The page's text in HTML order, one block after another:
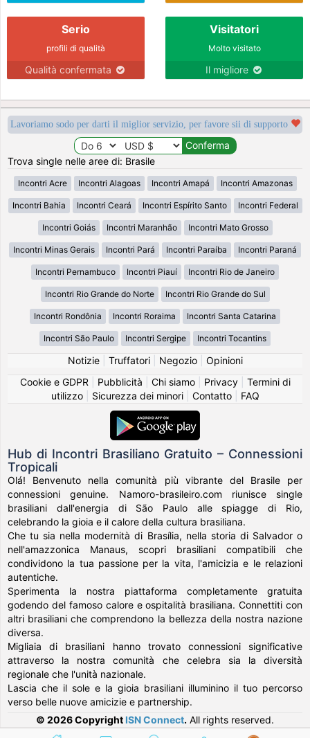
Serio
profili di qualità
Qualità confermata
Visitatori
Molto visitato
Il migliore
Lavoriamo sodo per darti il miglior servizio, per favore sii di supporto
Trova single nelle aree di: Brasile
Incontri Acre Incontri Alagoas Incontri Amapá Incontri Amazonas
Incontri Bahia Incontri Ceará Incontri Espírito Santo Incontri Federal
Incontri Goiás Incontri Maranhão Incontri Mato Grosso
Incontri Minas Gerais Incontri Pará Incontri Paraíba Incontri Paraná
Incontri Pernambuco Incontri Piauí Incontri Rio de Janeiro
Incontri Rio Grande do Norte Incontri Rio Grande do Sul
Incontri Rondônia Incontri Roraima Incontri Santa Catarina
Incontri São Paulo Incontri Sergipe Incontri Tocantins
Notizie| Truffatori| Negozio| Opinioni
Cookie e GDPR
Pubblicità Chi siamo| Privacy| Termini di
utilizzo| Sicurezza dei minori| Contatto| FAQ
Hub di Incontri Brasiliano Gratuito – Connessioni
Tropicali
Olá! Benvenuto nella comunità più vibrante del Brasile per
connessioni genuine. Namoro-brasileiro.com riunisce single
brasiliani dall'energia di São Paulo alle spiagge di Rio,
celebrando la gioia e il calore della cultura brasiliana.
Che tu sia nella modernità di Brasília, nella storia di Salvador o
nell'amazzonica Manaus, scopri brasiliani compatibili che
condividono la tua passione per la vita, l'amicizia e le relazioni
autentiche.
Sperimenta la nostra piattaforma completamente gratuita
godendo del famoso calore e ospitalità brasiliana. Connettiti con
altri brasiliani che comprendono la bellezza della nostra nazione
diversa.
Migliaia di brasiliani hanno trovato connessioni significative
attraverso la nostra comunità che celebra sia la diversità
regionale che l'unità nazionale.
Lascia che il sole e la gioia brasiliani illuminino il tuo percorso
verso belle nuove amicizie e partnership.
© 2026 Copyright ISN Connect. All rights reserved.